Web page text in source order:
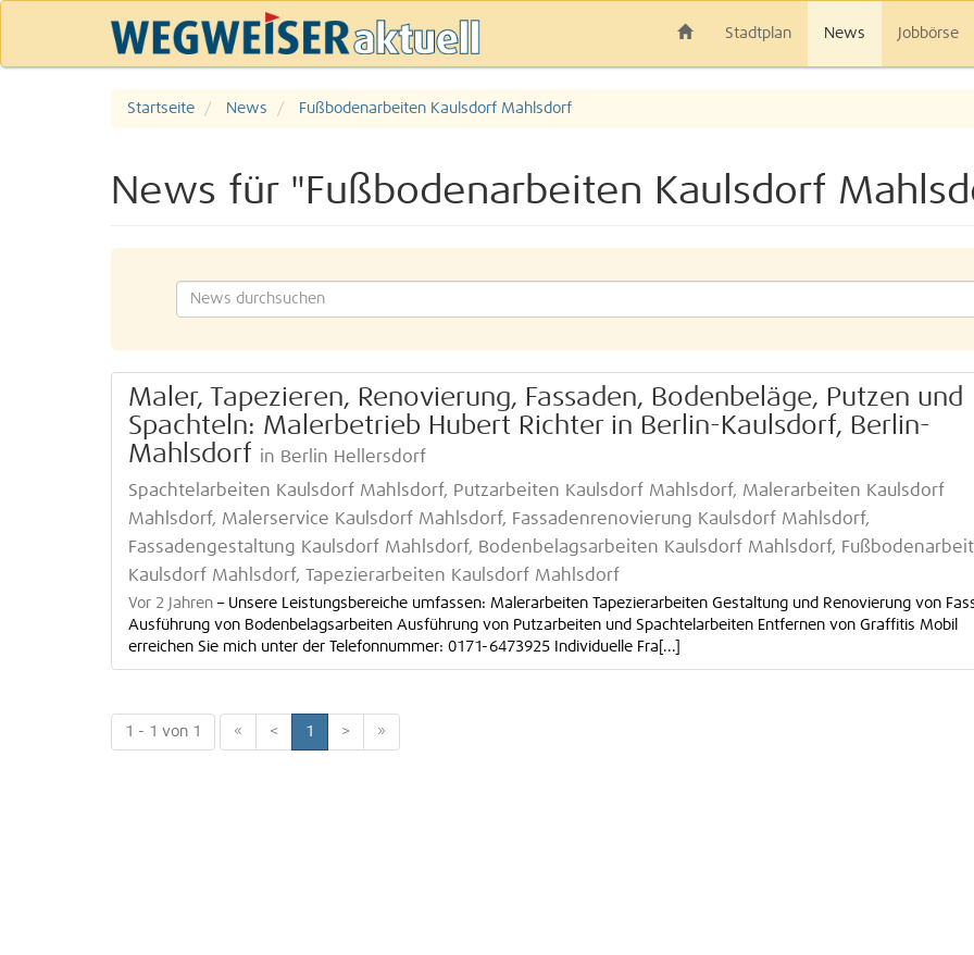
Stadtplan News Jobbörse
Startseite News Fußbodenarbeiten Kaulsdorf Mahlsdorf
News für "Fußbodenarbeiten Kaulsdorf
Maler, Tapezieren, Renovierung, Fassaden, Bodenbeläge, Putzen und
Spachteln: Malerbetrieb Hubert Richter in Berlin-Kaulsdorf, Berlin-
Mahlsdorf in Berlin Hellersdorf
Spachtelarbeiten Kaulsdorf Mahlsdorf, Putzarbeiten Kaulsdorf Mahlsdorf, Malerarbeiten Kaulsdorf
Mahlsdorf, Malerservice Kaulsdorf Mahlsdorf, Fassadenrenovierung Kaulsdorf Mahlsdorf,
Fassadengestaltung Kaulsdorf Mahlsdorf, Bodenbelagsarbeiten Kaulsdorf Mahlsdorf,
Kaulsdorf Mahlsdorf, Tapezierarbeiten Kaulsdorf Mahlsdorf
Vor 2 Jahren – Unsere Leistungsbereiche umfassen: Malerarbeiten Tapezierarbeiten Gestaltung und Renovierung von
Ausführung von Bodenbelagsarbeiten Ausführung von Putzarbeiten und Spachtelarbeiten Entfernen von Graffitis Mobil
erreichen Sie mich unter der Telefonnummer: 0171-6473925 Individuelle Fra[...]
1 - 1 von 1 « < 1 > »